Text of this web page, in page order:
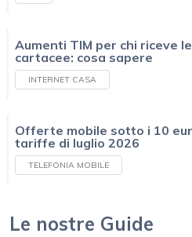
Aumenti TIM per chi riceve
cartacee: cosa sapere
INTERNET CASA
Offerte mobile sotto i 10
tariffe di luglio 2026
TELEFONIA MOBILE
Le nostre Guide